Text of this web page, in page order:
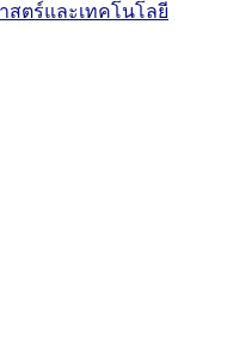
สตร์และเทคโนโลยี